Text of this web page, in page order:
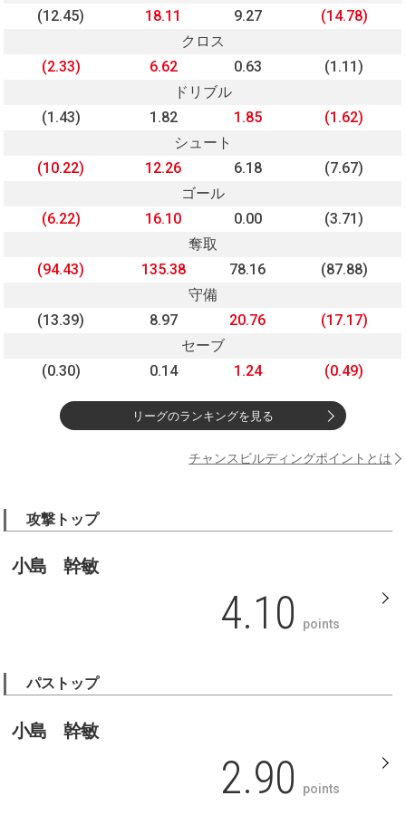
(12.45)
18.11 9.27
(14.78)
クロス
(2.33)
6.62 0.63
(1.11)
ドリブル
(1.43)
1.82 1.85
(1.62)
シュート
(10.22)
12.26 6.18
(7.67)
ゴール
(6.22)
16.10 0.00
(3.71)
奪取
(94.43)
135.38 78.16
(87.88)
守備
(13.39)
8.97 20.76
(17.17)
セーブ
(0.30)
0.14 1.24 (0.49)
リーグのランキングを見る
チャンスビルディングポイントとは
攻撃トップ
小島 幹敏
4.10 points
パストップ
小島 幹敏
2.90 points